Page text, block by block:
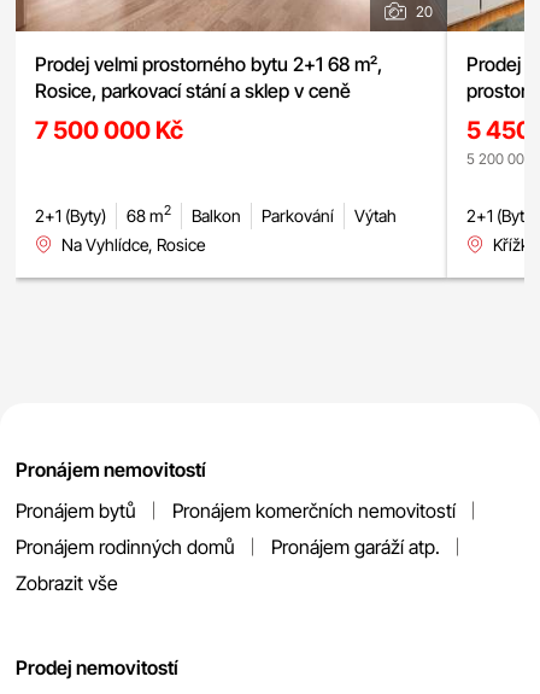
20
Prodej velmi prostorného bytu 2+1 68 m²,
Rosice, parkovací stání a sklep v ceně
7 500 000 Kč
2+1 (Byty) 68 m2 Balkon Parkování
Výtah
Na Vyhlídce, Rosice
Prodej
5 450
5 200
2+1 (Byty)
Pronájem nemovitostí
Pronájem bytů
Pronájem komerčních nemovitostí
Pronájem rodinných domů
Pronájem garáží atp.
Zobrazit vše
Prodej nemovitostí